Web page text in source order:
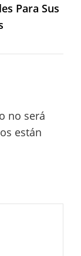
Para Sus
no será
están